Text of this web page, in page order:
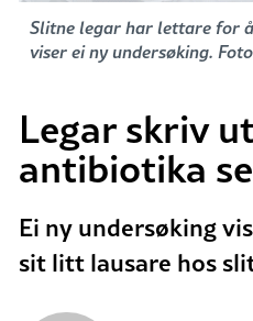
Slitne legar har lettare for
viser ei ny undersøking.
Legar skriv
antibiotika
Ei ny undersøking
sit litt lausare hos